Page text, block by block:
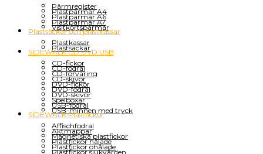
Pärmregister
Plastpärmar A4
Plastpärmar A6
Plastpärmar A7
Visitkortspärmar
Plastsäckar och plastkassar
Plastkassar
Plastsäckar
SIDEWALK CD DVD USB
CD-fickor
CD-fodral
CD-förvaring
CD-skivor
DVD-fickor
DVD-fodral
DVD-skivor
Spelboxar
USB-fodral
USB-minnen med tryck
SIDEWALK Plastfickor
Affischfodral
Aktmappar
Magnetiska plastfickor
Plastfickor hålade
Plastfickor ohålade
Plastfickor sjukvården